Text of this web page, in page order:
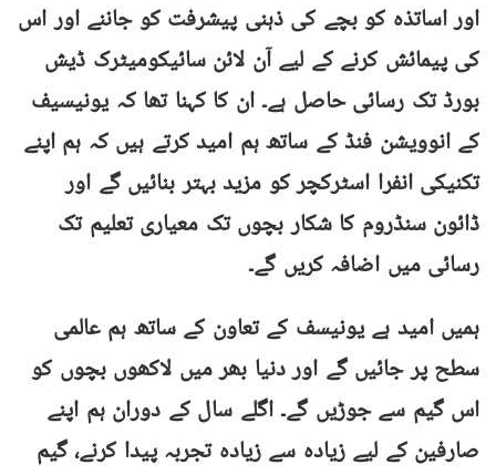
اور اساتذہ کو بچے کی ذہنی پیشرفت کو جاننے اور اس
کی پیمائش کرنے کے لیے آن لائن سائیکومیٹرک ڈیش
بورڈ تک رسائی حاصل ہے۔ ان کا کہنا تھا کہ یونیسیف
کے انوویشن فنڈ کے ساتھ ہم امید کرتے ہیں کہ ہم اپنے
تکنیکی انفرا اسٹرکچر کو مزید بہتر بنائیں گے اور
ڈائون سنڈروم کا شکار بچوں تک معیاری تعلیم تک
رسائی میں اضافہ کریں گے۔
ہمیں امید ہے یونیسف کے تعاون کے ساتھ ہم عالمی
سطح پر جائیں گے اور دنیا بھر میں لاکھوں بچوں کو
اس گیم سے جوڑیں گے۔ اگلے سال کے دوران ہم اپنے
صارفین کے لیے زیادہ سے زیادہ تجربہ پیدا کرنے، گیم